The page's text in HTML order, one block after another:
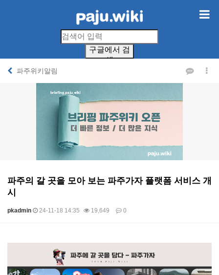
구글에서 검
색
파주위키알림
파주의 갈 곳을 모아 보는 파주가자 플랫폼 서비스 개
시
pkadmin 24-11-18 14:35 19,649 0